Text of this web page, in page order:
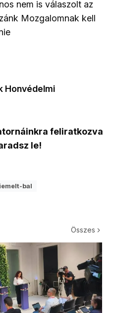
nem is válaszolt az
Mozgalomnak kell
Honvédelmi
feliratkozva
le!
bal
Összes